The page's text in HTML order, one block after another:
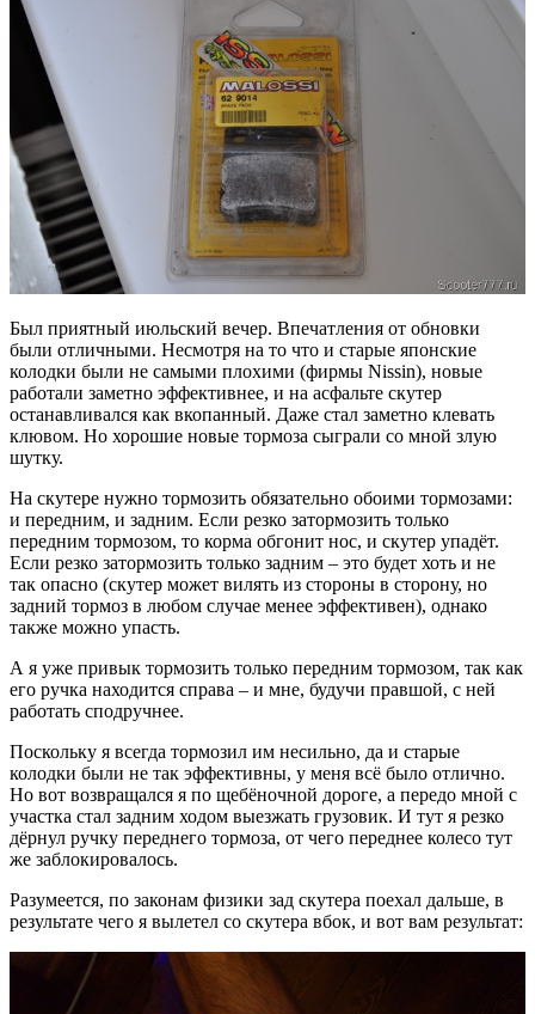
Был приятный июльский вечер. Впечатления от обновки
были отличными. Несмотря на то что и старые японские
колодки были не самыми плохими (фирмы Nissin), новые
работали заметно эффективнее, и на асфальте скутер
останавливался как вкопанный. Даже стал заметно клевать
клювом. Но хорошие новые тормоза сыграли со мной злую
шутку.
На скутере нужно тормозить обязательно обоими тормозами:
и передним, и задним. Если резко затормозить только
передним тормозом, то корма обгонит нос, и скутер упадёт.
Если резко затормозить только задним – это будет хоть и не
так опасно (скутер может вилять из стороны в сторону, но
задний тормоз в любом случае менее эффективен), однако
также можно упасть.
А я уже привык тормозить только передним тормозом, так как
его ручка находится справа – и мне, будучи правшой, с ней
работать сподручнее.
Поскольку я всегда тормозил им несильно, да и старые
колодки были не так эффективны, у меня всё было отлично.
Но вот возвращался я по щебёночной дороге, а передо мной с
участка стал задним ходом выезжать грузовик. И тут я резко
дёрнул ручку переднего тормоза, от чего переднее колесо тут
же заблокировалось.
Разумеется, по законам физики зад скутера поехал дальше, в
результате чего я вылетел со скутера вбок, и вот вам результат: